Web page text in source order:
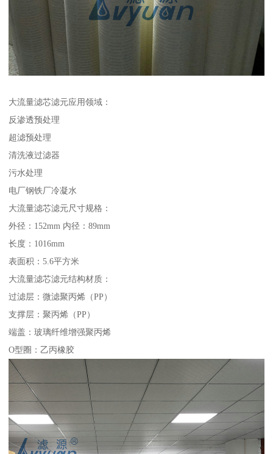
大流量滤芯滤元应用领域：
反渗透预处理
超滤预处理
清洗液过滤器
污水处理
电厂钢铁厂冷凝水
大流量滤芯滤元尺寸规格：
外径：152mm 内径：89mm
长度：1016mm
表面积：5.6平方米
大流量滤芯滤元结构材质：
过滤层：微滤聚丙烯（PP）
支撑层：聚丙烯（PP）
端盖：玻璃纤维增强聚丙烯
O型圈：乙丙橡胶